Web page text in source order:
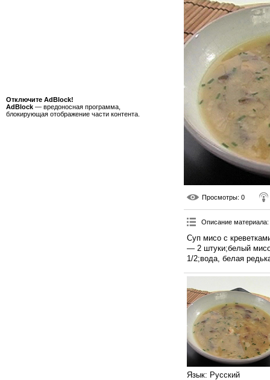
Отключите AdBlock!
AdBlock — вредоносная программа,
блокирующая отображение части контента.
Просмотры: 0
Описание материала:
Суп мисо с
— 2 штуки;белый
1/2;вода, белая
Язык: Русский